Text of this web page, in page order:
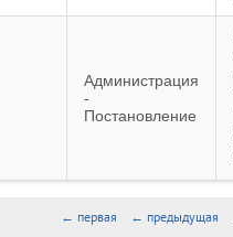
Администрация
-
Постановление
← первая ← предыдущая